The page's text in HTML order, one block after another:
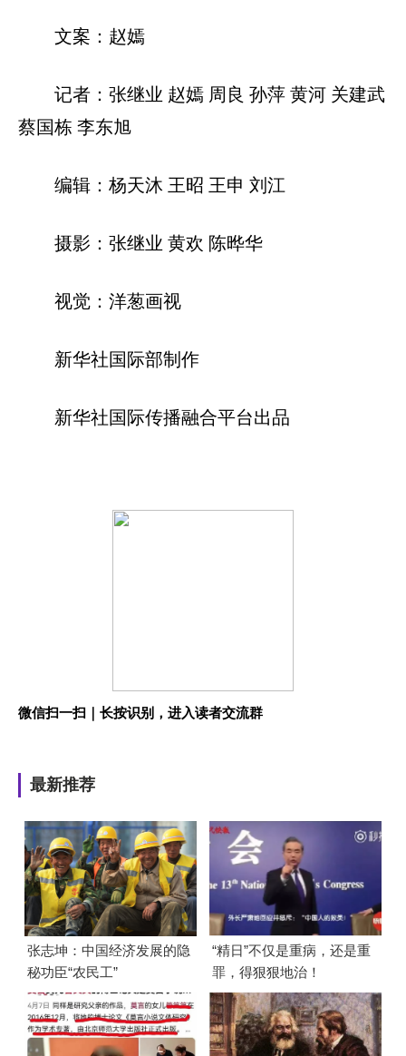
文案：赵嫣
记者：张继业 赵嫣 周良 孙萍 黄河 关建武
蔡国栋 李东旭
编辑：杨天沐 王昭 王申 刘江
摄影：张继业 黄欢 陈晔华
视觉：洋葱画视
新华社国际部制作
新华社国际传播融合平台出品
微信扫一扫｜长按识别，进入读者交流群
最新推荐
张志坤：中国经济发展的隐
秘功臣“农民工”
“精日”不仅是重病，还是重
罪，得狠狠地治！